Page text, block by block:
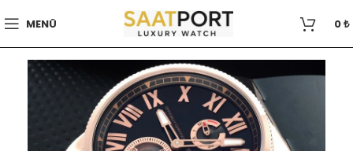
MENÜ 0₺